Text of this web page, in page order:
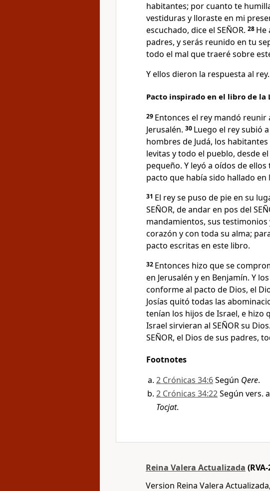
habitantes; por cuanto te
vestiduras y lloraste en mi
escuchado, dice el SEÑOR. 28 He
padres, y serás reunido en tu
todo el mal que traeré sobre
Y ellos dieron la respuesta al rey.
Pacto inspirado en el libro de la
29 Entonces el rey mandó reunir
Jerusalén. 30 Luego el rey subió
hombres de Judá, los
levitas y todo el pueblo, desde
pequeño. Y leyó a oídos de
pacto que había sido hallado en
31 El rey se puso de pie en su
SEÑOR, de andar en pos del
mandamientos, sus
corazón y con toda su alma;
pacto escritas en este libro.
32 Entonces hizo que se
en Jerusalén y en Benjamín. Y
conforme al pacto de Dios, el
Josías quitó todas las
tenían los hijos de Israel, e hizo
Israel sirvieran al SEÑOR su
SEÑOR, el Dios de sus padres,
Footnotes
2 Crónicas 34:6Según Qere.
2 Crónicas 34:22Según vers.
Tocjat.
Reina Valera Actualizada
Version Reina Valera